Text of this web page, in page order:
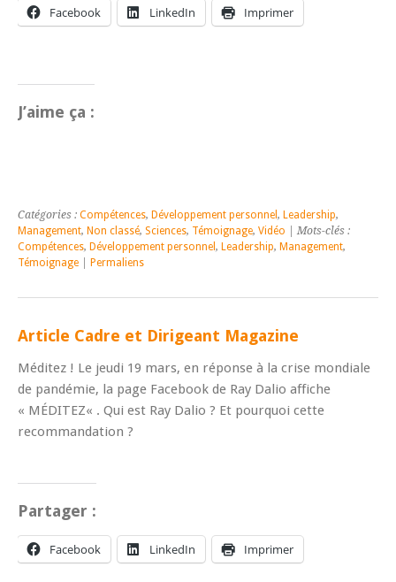
Facebook LinkedIn Imprimer
J’aime ça :
Catégories : Compétences, Développement personnel , Leadership,
Management, Non classé, Sciences, Témoignage, Vidéo | Mots-clés :
Compétences, Développement personnel , Leadership, Management,
Témoignage
Permaliens
Article Cadre et Dirigeant Magazine
Méditez ! Le jeudi 19 mars, en réponse à la crise mondiale
de pandémie, la page Facebook de Ray Dalio affiche
« MÉDITEZ« . Qui est Ray Dalio ? Et pourquoi cette
recommandation ?
Partager :
Facebook LinkedIn Imprimer